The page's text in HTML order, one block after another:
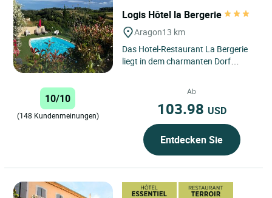
Logis Hôtel la Bergerie
Aragon13 km
Das Hotel-Restaurant La Bergerie
liegt in dem charmanten Dorf
10/10
(148 Kundenmeinungen)
Ab
103.98 USD
Entdecken Sie